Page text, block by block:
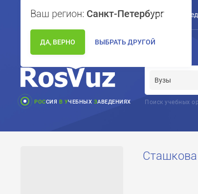
Ваш регион: Санкт-Петербург
ДА, ВЕРНО ВЫБРАТЬ ДРУГОЙ
Учебные
РОССИЯ В УЧЕБНЫХ ЗАВЕДЕНИЯХ Поиск учебных